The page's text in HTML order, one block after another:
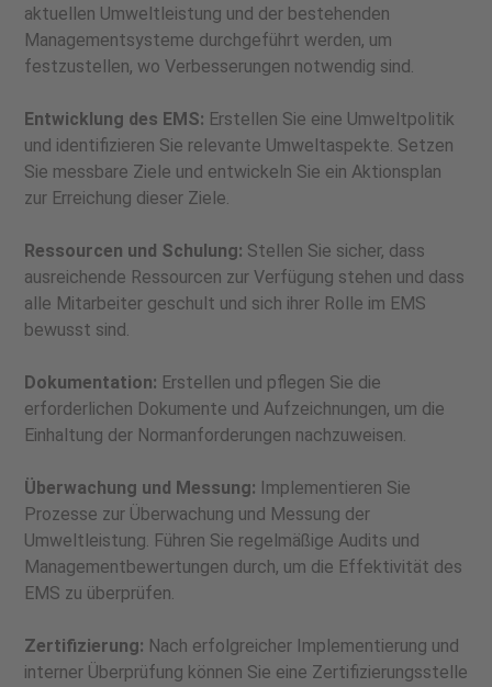
aktuellen Umweltleistung und der bestehenden
Managementsysteme durchgeführt werden, um
festzustellen, wo Verbesserungen notwendig sind.
Entwicklung des EMS: Erstellen Sie eine Umweltpolitik
und identifizieren Sie relevante Umweltaspekte. Setzen
Sie messbare Ziele und entwickeln Sie ein Aktionsplan
zur Erreichung dieser Ziele.
Ressourcen und Schulung: Stellen Sie sicher, dass
ausreichende Ressourcen zur Verfügung stehen und dass
alle Mitarbeiter geschult und sich ihrer Rolle im EMS
bewusst sind.
Dokumentation: Erstellen und pflegen Sie die
erforderlichen Dokumente und Aufzeichnungen, um die
Einhaltung der Normanforderungen nachzuweisen.
Überwachung und Messung: Implementieren Sie
Prozesse zur Überwachung und Messung der
Umweltleistung. Führen Sie regelmäßige Audits und
Managementbewertungen durch, um die Effektivität des
EMS zu überprüfen.
Zertifizierung: Nach erfolgreicher Implementierung und
interner Überprüfung können Sie eine Zertifizierungsstelle